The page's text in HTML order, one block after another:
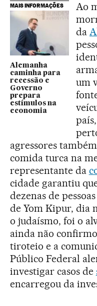
MAIS INFORMAÇÕES
Alemanha
caminha para
recessão e
Governo
prepara
estímulos na
economia
Ao
da
um
agressores
comida turca na
representante da
cidade garantiu
dezenas de
de Yom Kipur, dia
o judaísmo, foi o
ainda não
tiroteio e a
Público Federal
investigar casos de
encarregou da